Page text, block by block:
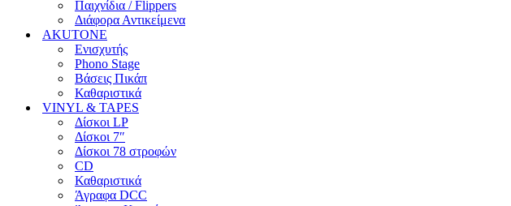
Παιχνίδια / Flippers
Διάφορα Αντικείμενα
AKUTONE
Ενισχυτής
Phono Stage
Βάσεις Πικάπ
Καθαριστικά
VINYL & TAPES
Δίσκοι LP
Δίσκοι 7″
Δίσκοι 78 στροφών
CD
Καθαριστικά
Άγραφα DCC